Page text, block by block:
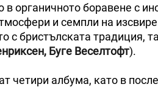
органичното боравене с
и семпли на
с бристълската традиция,
Буге Веселтофт).
четири албума, като в